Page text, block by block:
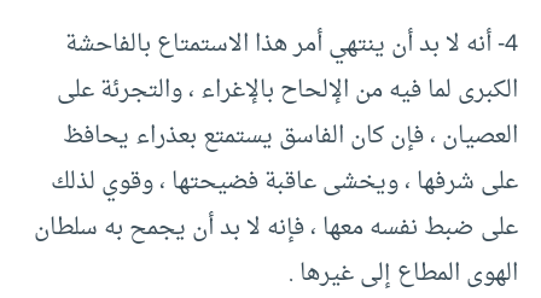
4- أنه لا بد أن ينتهي أمر هذا الاستمتاع بالفاحشة
الكبرى لما فيه من الإلحاح بالإغراء ، والتجرئة على
العصيان ، فإن كان الفاسق يستمتع بعذراء يحافظ
على شرفها ، ويخشى عاقبة فضيحتها ، وقوي لذلك
على ضبط نفسه معها ، فإنه لا بد أن يجمح به سلطان
الهوى المطاع إلى غيرها .